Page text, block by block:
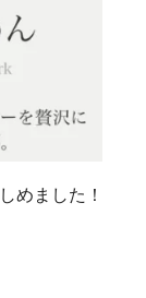
めました！